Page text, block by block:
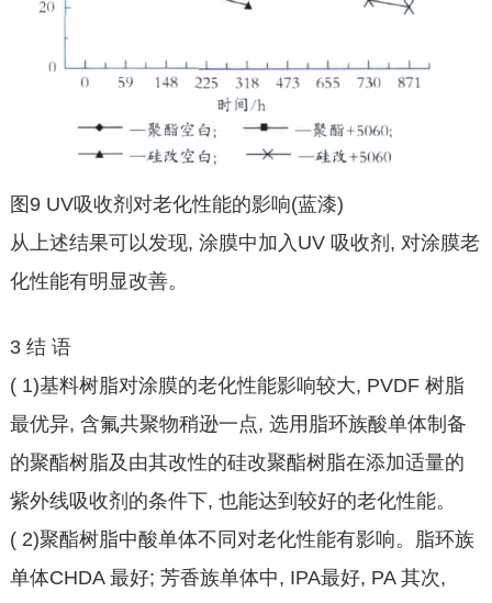
图9 UV吸收剂对老化性能的影响(蓝漆)
从上述结果可以发现, 涂膜中加入UV 吸收剂, 对涂膜老
化性能有明显改善。
3 结 语
( 1)基料树脂对涂膜的老化性能影响较大, PVDF 树脂
最优异, 含氟共聚物稍逊一点, 选用脂环族酸单体制备
的聚酯树脂及由其改性的硅改聚酯树脂在添加适量的
紫外线吸收剂的条件下, 也能达到较好的老化性能。
( 2)聚酯树脂中酸单体不同对老化性能有影响。脂环族
单体CHDA 最好; 芳香族单体中, IPA最好, PA 其次,